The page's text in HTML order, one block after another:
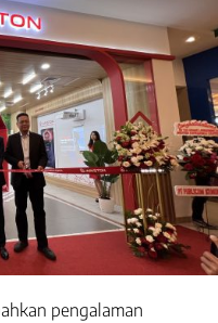
pengalaman